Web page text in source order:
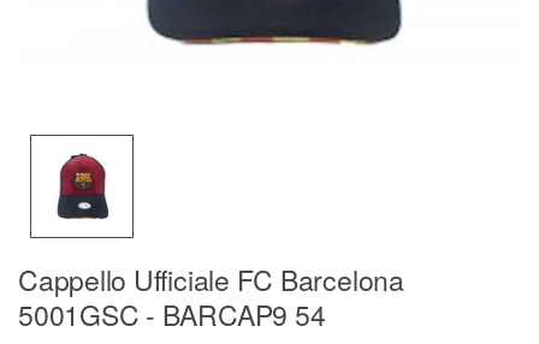
Cappello Ufficiale FC Barcelona
5001GSC - BARCAP9 54